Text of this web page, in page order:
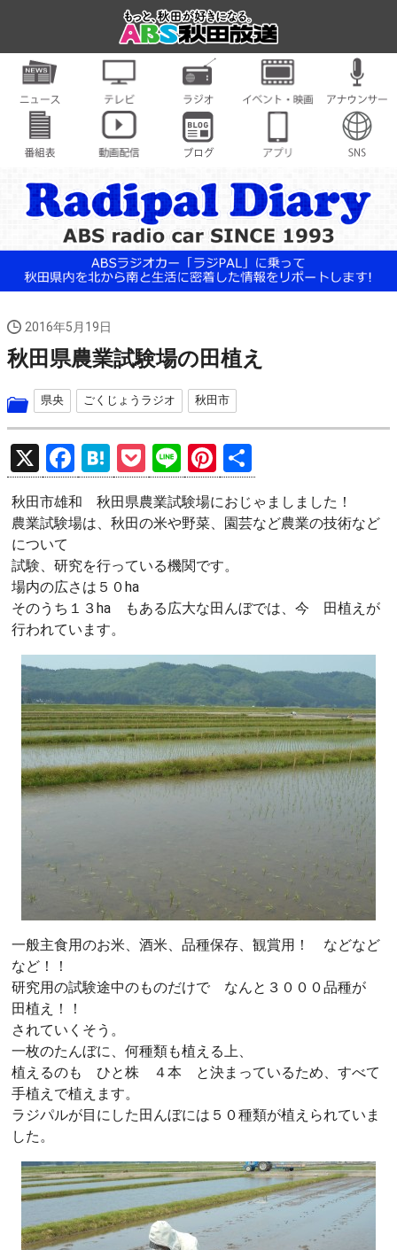
2016年5月19日
秋田県農業試験場の田植え
県央 ごくじょうラジオ 秋田市
X
F
a
ce
o
o
k
H
at
e
a
P
o
ck
Li
n
e
Pi
nt
er
t
有
秋田市雄和 秋田県農業試験場におじゃましました！
農業試験場は、秋田の米や野菜、園芸など農業の技術など
について
試験、研究を行っている機関です。
場内の広さは５０ha
そのうち１３ha もある広大な田んぼでは、今 田植えが
行われています。
一般主食用のお米、酒米、品種保存、観賞用！ などなど
など！！
研究用の試験途中のものだけで なんと３０００品種が
田植え！！
されていくそう。
一枚のたんぼに、何種類も植える上、
植えるのも ひと株 ４本 と決まっているため、すべて
手植えで植えます。
ラジパルが目にした田んぼには５０種類が植えられていま
した。